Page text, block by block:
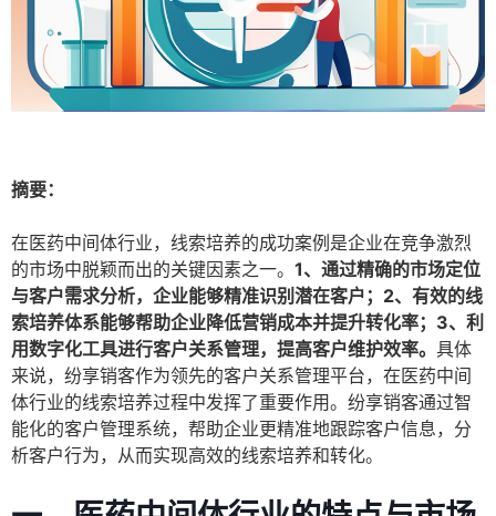
摘要：
在医药中间体行业，线索培养的成功案例是企业在竞争激烈
的市场中脱颖而出的关键因素之一。 1、通过精确的市场定位
与客户需求分析，企业能够精准识别潜在客户；2、有效的线
索培养体系能够帮助企业降低营销成本并提升转化率；3、利
用数字化工具进行客户关系管理，提高客户维护效率。 具体
来说，纷享销客作为领先的客户关系管理平台，在医药中间
体行业的线索培养过程中发挥了重要作用。纷享销客通过智
能化的客户管理系统，帮助企业更精准地跟踪客户信息，分
析客户行为，从而实现高效的线索培养和转化。